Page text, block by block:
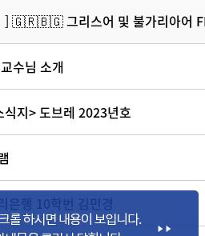
] 🇬🇷🇧🇬 그리스어 및 불가리아어
수님 소개
지> 도브레 2023년호
은행 10학번 김민경